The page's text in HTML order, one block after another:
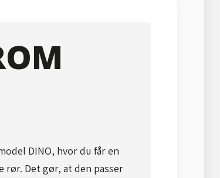
DINO, hvor du får en
Det gør, at den passer